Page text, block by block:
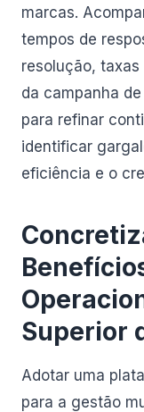
marcas.
tempos de
resolução,
da campanha
para refinar
identificar
eficiência e o
Superior
Adotar uma
para a gestão